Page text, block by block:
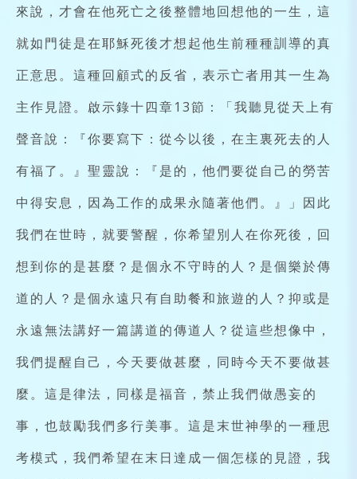
來說，才會在他死亡之後整體地回想他的一生，這
就如門徒是在耶穌死後才想起他生前種種訓導的真
正意思。這種回顧式的反省，表示亡者用其一生為
主作見證。啟示錄十四章13節：「我聽見從天上有
聲音說：『你要寫下：從今以後，在主裏死去的人
有福了。』聖靈說：『是的，他們要從自己的勞苦
中得安息，因為工作的成果永隨著他們。』」因此
我們在世時，就要警醒，你希望別人在你死後，回
想到你的是甚麼？是個永不守時的人？是個樂於傳
道的人？是個永遠只有自助餐和旅遊的人？抑或是
永遠無法講好一篇講道的傳道人？從這些想像中，
我們提醒自己，今天要做甚麼，同時今天不要做甚
麼。這是律法，同樣是福音，禁止我們做愚妄的
事，也鼓勵我們多行美事。這是末世神學的一種思
考模式，我們希望在末日達成一個怎樣的見證，我